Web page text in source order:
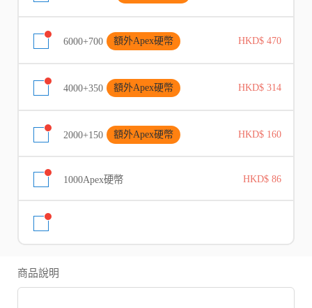
6000+700 額外Apex硬幣 HKD$ 470
4000+350 額外Apex硬幣 HKD$ 314
2000+150 額外Apex硬幣 HKD$ 160
1000Apex硬幣 HKD$ 86
商品說明